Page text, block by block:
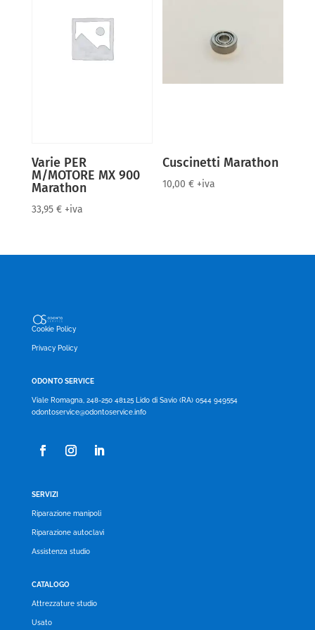
Varie PER
M/MOTORE MX 900
Marathon
33,95 € +iva
Cuscinetti Marathon
10,00€ +iva
Cookie Policy
Privacy Policy
ODONTO SERVICE
Viale Romagna, 248-250 48125 Lido di Savio (RA) 0544 949554
odontoservice@odontoservice.info
SERVIZI
Riparazione manipoli
Riparazione autoclavi
Assistenza studio
CATALOGO
Attrezzature studio
Usato